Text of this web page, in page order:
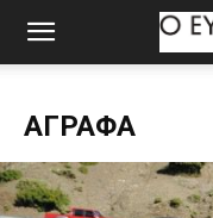
ΆΓΡΑΦΑ